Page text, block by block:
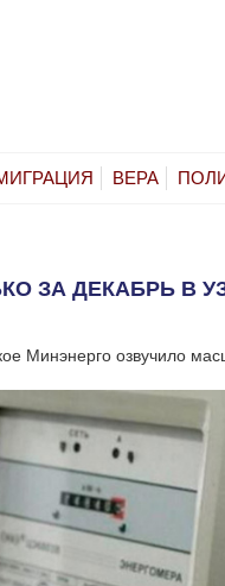
ВЕРА
ЗА ДЕКАБРЬ В
Минэнерго озвучило